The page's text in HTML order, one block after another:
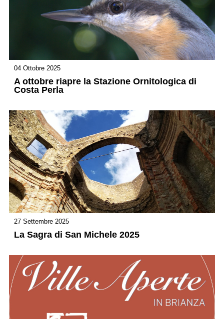
04 Ottobre 2025
A ottobre riapre la Stazione Ornitologica di
Costa Perla
27 Settembre 2025
La Sagra di San Michele 2025